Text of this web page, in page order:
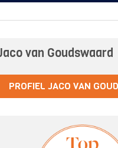
van Goudswaard
PROFIEL JACO VAN